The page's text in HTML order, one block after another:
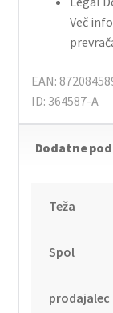
Več
EAN:
ID: 364587-A
Dodatne
Teža
Spol
prodajalec